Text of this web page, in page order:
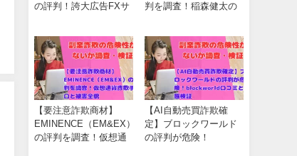
の評判！誇大広告FXサ
判を調査！稲森健太の
【要注意詐欺商材】
EMINENCE（EM&EX）
の評判を調査！仮想通
【AI自動売買詐欺確
定】ブロックワールド
の評判が危険！